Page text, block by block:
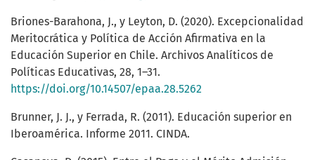
Briones-Barahona, J., y Leyton, D. (2020). Excepcionalidad
Meritocrática y Política de Acción Afirmativa en la
Educación Superior en Chile. Archivos Analíticos de
Políticas Educativas, 28, 1–31.
https://doi.org/10.14507/epaa.28.5262
Brunner, J. J., y Ferrada, R. (2011). Educación superior en
Iberoamérica. Informe 2011. CINDA.